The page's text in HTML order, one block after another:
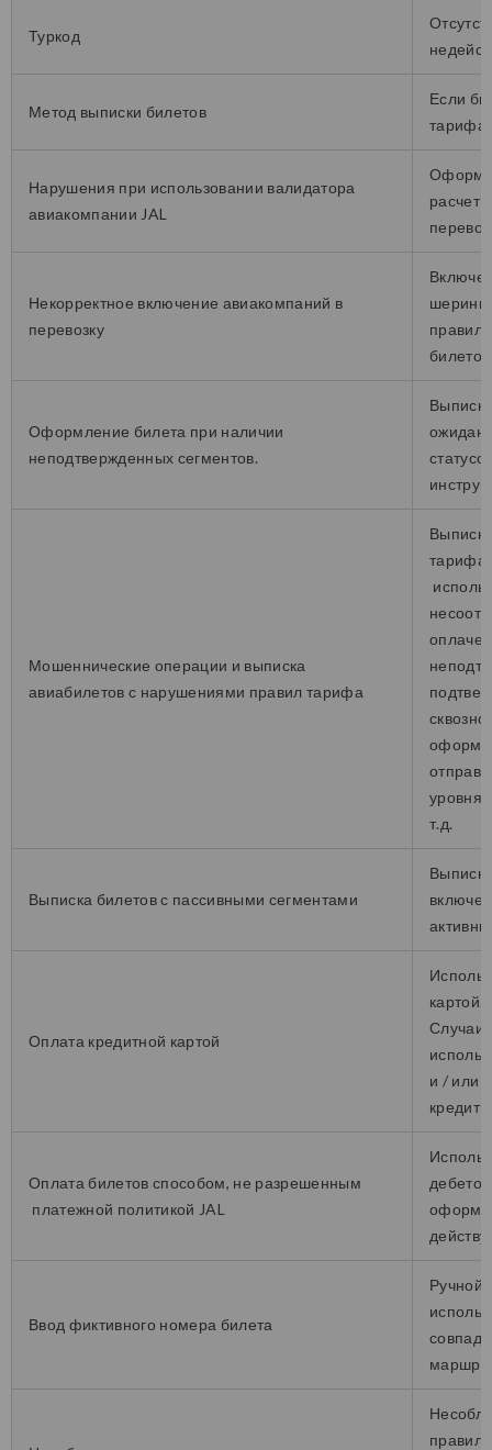
Туркод
Метод выписки билетов
Если
Нарушения при использовании валидатора
авиакомпании JAL
Некорректное включение авиакомпаний в
перевозку
билетов
Оформление билета при наличии
неподтвержденных сегментов.
Мошеннические операции и выписка
авиабилетов с нарушениями правил тарифа
тарифа/
уровня
т.д.
Выписка билетов с пассивными сегментами
Оплата кредитной картой
картой.
Случаи
и / или
Оплата билетов способом, не разрешенным
платежной политикой JAL
Ввод фиктивного номера билета
Ручной